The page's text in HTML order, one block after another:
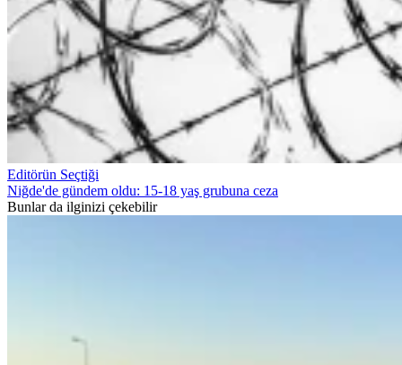
Editörün Seçtiği
Niğde'de gündem oldu: 15-18 yaş grubuna ceza
Bunlar da ilginizi çekebilir